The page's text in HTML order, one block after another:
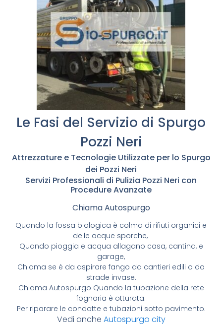
Le Fasi del Servizio di Spurgo
Pozzi Neri
Attrezzature e Tecnologie Utilizzate per lo Spurgo
dei Pozzi Neri
Servizi Professionali di Pulizia Pozzi Neri con
Procedure Avanzate
Chiama Autospurgo
Quando la fossa biologica è colma di rifiuti organici e
delle acque sporche,
Quando pioggia e acqua allagano casa, cantina, e
garage,
Chiama se è da aspirare fango da cantieri edili o da
strade invase.
Chiama Autospurgo Quando la tubazione della rete
fognaria è otturata.
Per riparare le condotte e tubazioni sotto pavimento.
Vedi anche Autospurgo city